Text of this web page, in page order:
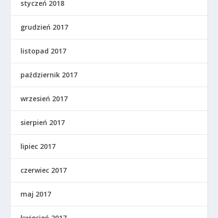
styczeń 2018
grudzień 2017
listopad 2017
październik 2017
wrzesień 2017
sierpień 2017
lipiec 2017
czerwiec 2017
maj 2017